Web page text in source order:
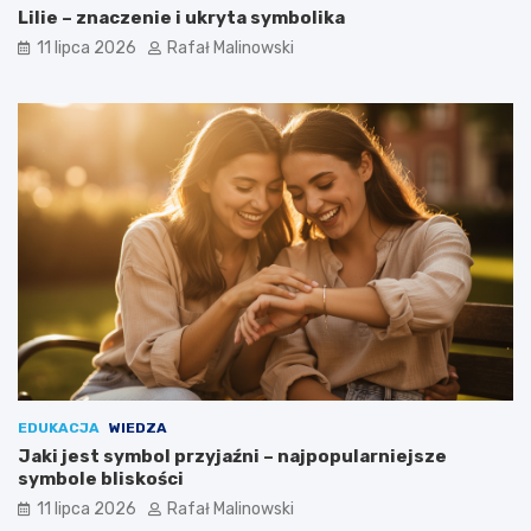
Lilie – znaczenie i ukryta symbolika
11 lipca 2026 Rafał Malinowski
EDUKACJA WIEDZA
Jaki jest symbol przyjaźni – najpopularniejsze
symbole bliskości
11 lipca 2026 Rafał Malinowski